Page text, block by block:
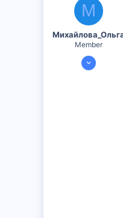
М
Member
14 Янв 2024